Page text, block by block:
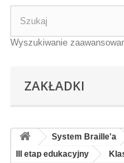
Wyszukiwanie
ZAKŁADKI
System Braille'a
III etap edukacyjny